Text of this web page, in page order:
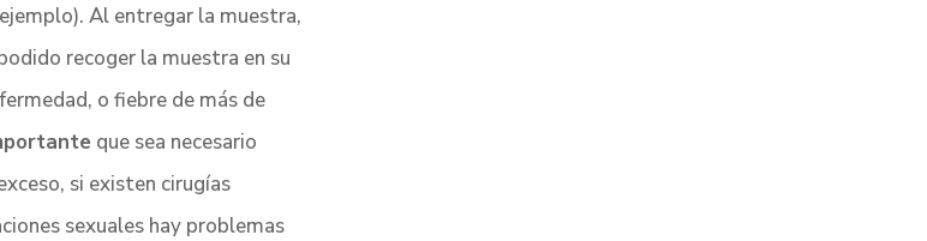
Al entregar la muestra,
recoger la muestra en su
o fiebre de más de
que sea necesario
si existen cirugías
sexuales hay problemas